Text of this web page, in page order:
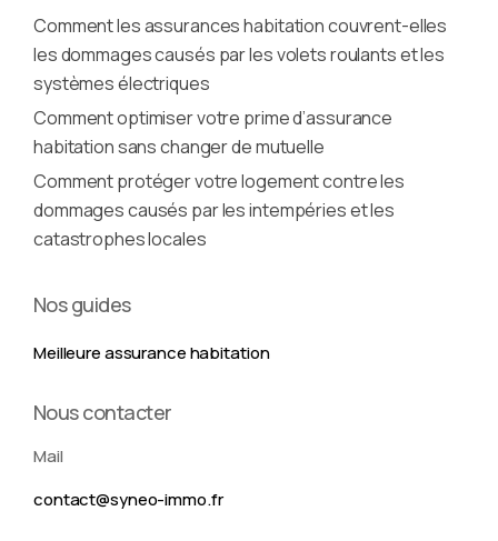
Comment les assurances habitation couvrent-elles
les dommages causés par les volets roulants et les
systèmes électriques
Comment optimiser votre prime d’assurance
habitation sans changer de mutuelle
Comment protéger votre logement contre les
dommages causés par les intempéries et les
catastrophes locales
Nos guides
Meilleure assurance habitation
Nous contacter
Mail
contact@syneo-immo.fr